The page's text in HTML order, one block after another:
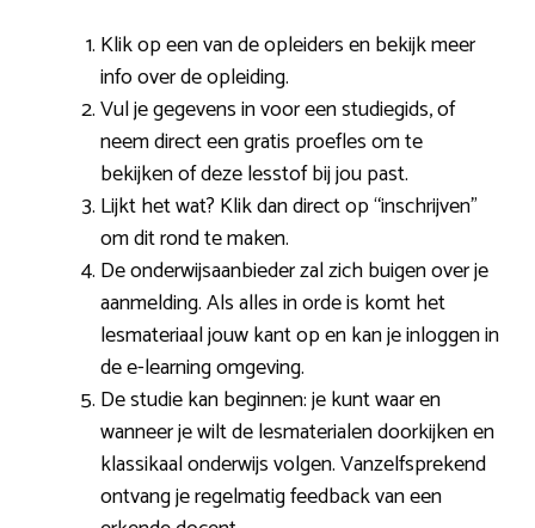
Klik op een van de opleiders en bekijk meer
info over de opleiding.
Vul je gegevens in voor een studiegids, of
neem direct een gratis proefles om te
bekijken of deze lesstof bij jou past.
Lijkt het wat? Klik dan direct op “inschrijven”
om dit rond te maken.
De onderwijsaanbieder zal zich buigen over je
aanmelding. Als alles in orde is komt het
lesmateriaal jouw kant op en kan je inloggen in
de e-learning omgeving.
De studie kan beginnen: je kunt waar en
wanneer je wilt de lesmaterialen doorkijken en
klassikaal onderwijs volgen. Vanzelfsprekend
ontvang je regelmatig feedback van een